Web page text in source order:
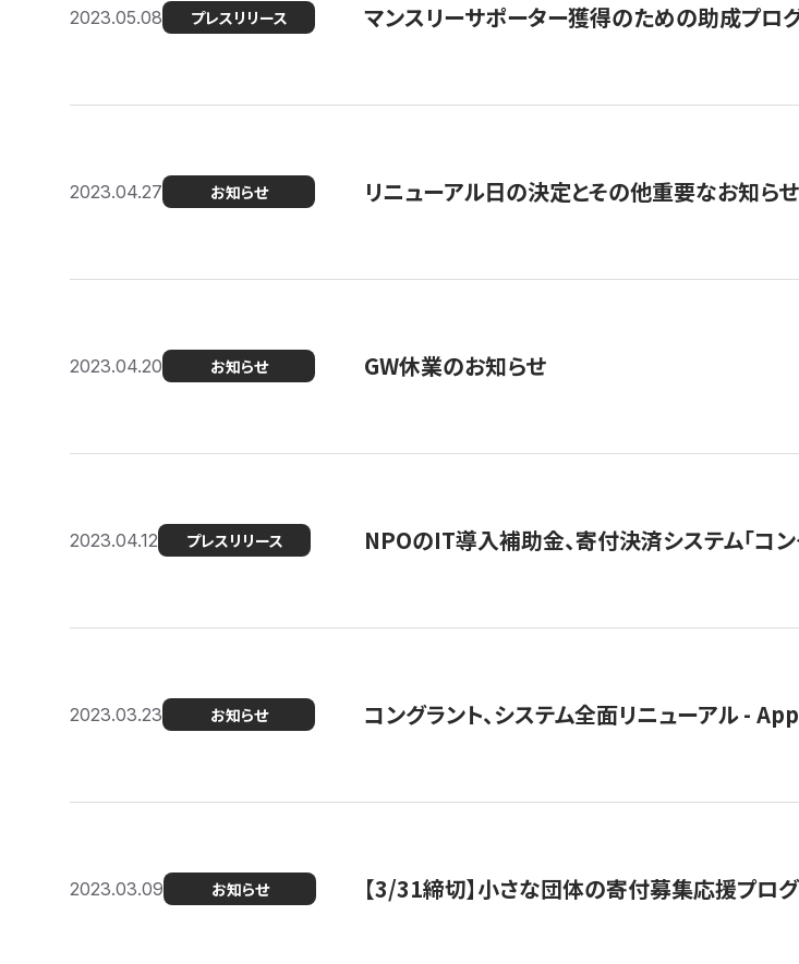
2023.05.08 プレスリリース マンスリーサポーター獲得のための助成プロ
2023.04.27 お知らせ リニューアル日の決定とその他重要なお知ら
2023.04.20 お知らせ GW休業のお知らせ
2023.04.12 プレスリリース NPOのIT導入補助金、寄付決済システム「コ
2023.03.23 お知らせ コングラント、システム全面リニューアル -
2023.03.09 お知らせ 【3/31締切】小さな団体の寄付募集応援プロ